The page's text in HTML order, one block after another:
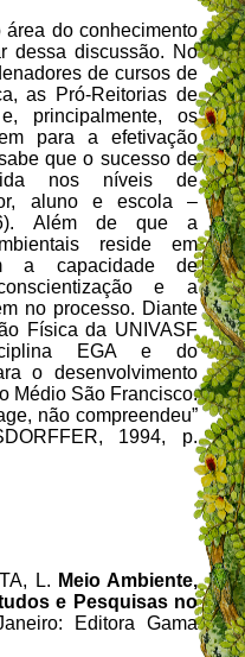
do conhecimento
dessa discussão. No
de cursos de
as Pró-Reitorias de
principalmente, os
para a efetivação
que o sucesso de
nos níveis de
aluno e escola –
Além de que a
reside em
a capacidade de
e a
no processo. Diante
Física da UNIVASF
EGA e do
o desenvolvimento
Médio São Francisco.
não compreendeu”
1994, p.
L. Meio Ambiente,
e Pesquisas no
Editora Gama